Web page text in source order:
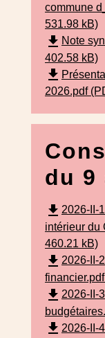
commune
531.98 kB)
file_download Note
402.58 kB)
file_download
2026.pdf
du 9
file_download 2026-II-
intérieur du
460.21 kB)
file_download 2026-II-
file_download 2026-II-
file_download 2026-II-